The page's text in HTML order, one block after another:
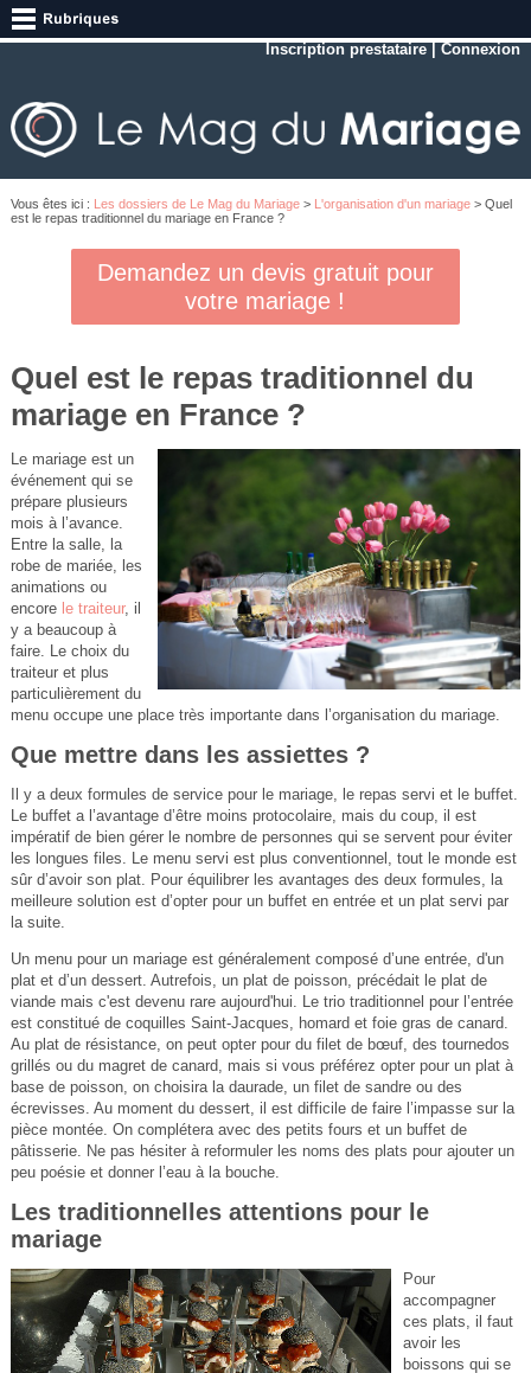
Inscription prestataire |Connexion
Vous êtes ici : Les dossiers de Le Mag du Mariage> L'organisation d'un mariage> Quel
est le repas traditionnel du mariage en France ?
Demandez un devis gratuit pour
votre mariage !
Quel est le repas traditionnel du
mariage en France ?
Le mariage est un
événement qui se
prépare plusieurs
mois à l’avance.
Entre la salle, la
robe de mariée, les
animations ou
encore le traiteur, il
y a beaucoup à
faire. Le choix du
traiteur et plus
particulièrement du
menu occupe une place très importante dans l’organisation du mariage.
Que mettre dans les assiettes ?
Il y a deux formules de service pour le mariage, le repas servi et le buffet.
Le buffet a l’avantage d’être moins protocolaire, mais du coup, il est
impératif de bien gérer le nombre de personnes qui se servent pour éviter
les longues files. Le menu servi est plus conventionnel, tout le monde est
sûr d’avoir son plat. Pour équilibrer les avantages des deux formules, la
meilleure solution est d’opter pour un buffet en entrée et un plat servi par
la suite.
Un menu pour un mariage est généralement composé d’une entrée, d'un
plat et d’un dessert. Autrefois, un plat de poisson, précédait le plat de
viande mais c'est devenu rare aujourd'hui. Le trio traditionnel pour l’entrée
est constitué de coquilles Saint-Jacques, homard et foie gras de canard.
Au plat de résistance, on peut opter pour du filet de bœuf, des tournedos
grillés ou du magret de canard, mais si vous préférez opter pour un plat à
base de poisson, on choisira la daurade, un filet de sandre ou des
écrevisses. Au moment du dessert, il est difficile de faire l’impasse sur la
pièce montée. On complétera avec des petits fours et un buffet de
pâtisserie. Ne pas hésiter à reformuler les noms des plats pour ajouter un
peu poésie et donner l’eau à la bouche.
Les traditionnelles attentions pour le
mariage
Pour
accompagner
ces plats, il faut
avoir les
boissons qui se